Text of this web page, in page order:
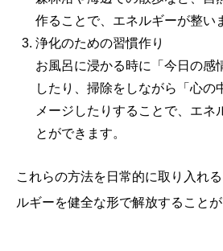
作ることで、エネルギーが整い
浄化のための習慣作り
お風呂に浸かる時に「今日の感
したり、掃除をしながら「心の
メージしたりすることで、エネ
とができます。
これらの方法を日常的に取り入れ
ルギーを健全な形で解放することが